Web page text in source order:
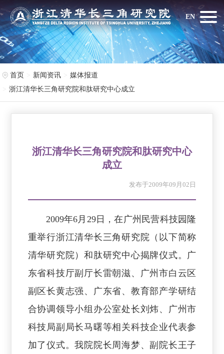
EN
首页 新闻资讯
媒体报道
浙江清华长三角研究院和肽研究中心成立
浙江清华长三角研究院和肽研究中心
成立
发布于2009年09月02日
2009年6月29日，在广州民营科技园隆
重举行浙江清华长三角研究院（以下简称
清华研究院）和肽研究中心揭牌仪式。广
东省科技厅副厅长雷朝滋、广州市白云区
副区长黄志强、广东省、教育部产学研结
合协调领导小组办公室处长刘炜、广州市
科技局副局长马曙等相关科技企业代表参
加了仪式。我院院长周海梦、副院长王子